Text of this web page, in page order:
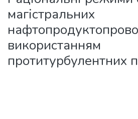
магістральних
використанням
протитурбулентних